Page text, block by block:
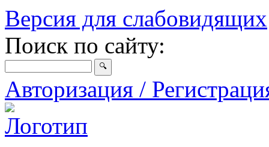
Версия для слабовидящих
Поиск по сайту:
Авторизация /